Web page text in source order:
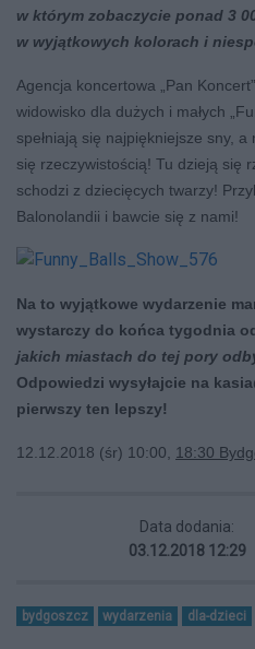
w którym zobaczycie ponad 3
w wyjątkowych kolorach i
Agencja koncertowa „Pan
widowisko dla dużych i małych
spełniają się najpiękniejsze sny,
się rzeczywistością! Tu dzieją się
schodzi z dziecięcych twarzy!
Balonolandii i bawcie się z nami!
Na to wyjątkowe wydarzenie
wystarczy do końca tygodnia
jakich miastach do tej pory
Odpowiedzi wysyłajcie na
pierwszy ten lepszy!
12.12.2018 (śr) 10:00, 18:30
Data dodania:
03.12.2018 12:29
bydgoszcz wydarzenia dla-dzieci